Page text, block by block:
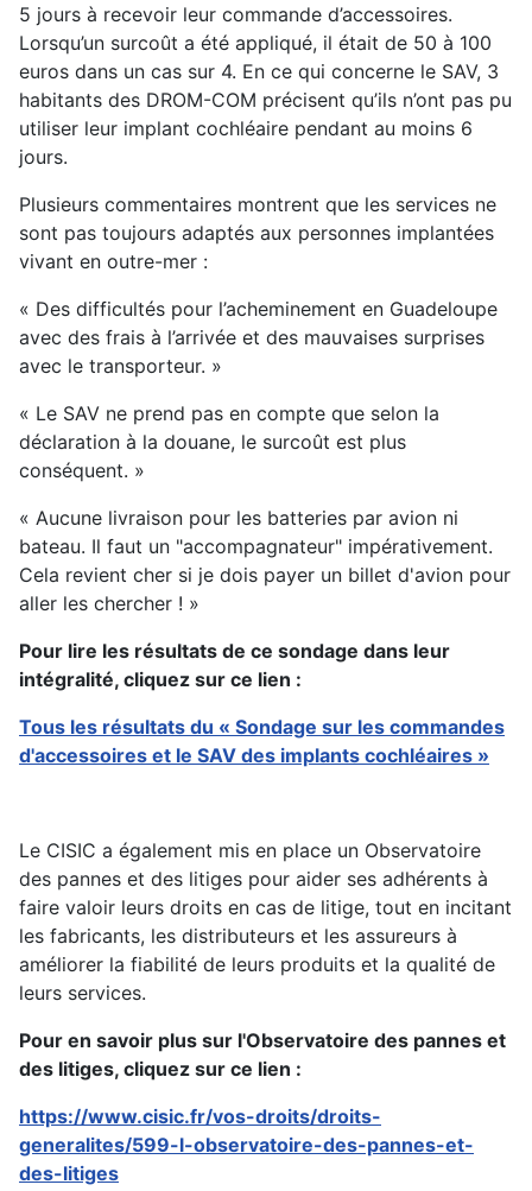
5 jours à recevoir leur commande d’accessoires.
Lorsqu’un surcoût a été appliqué, il était de 50 à 100
euros dans un cas sur 4. En ce qui concerne le SAV, 3
habitants des DROM-COM précisent qu’ils n’ont pas pu
utiliser leur implant cochléaire pendant au moins 6
jours.
Plusieurs commentaires montrent que les services ne
sont pas toujours adaptés aux personnes implantées
vivant en outre-mer :
« Des difficultés pour l’acheminement en Guadeloupe
avec des frais à l’arrivée et des mauvaises surprises
avec le transporteur. »
« Le SAV ne prend pas en compte que selon la
déclaration à la douane, le surcoût est plus
conséquent. »
« Aucune livraison pour les batteries par avion ni
bateau. Il faut un "accompagnateur" impérativement.
Cela revient cher si je dois payer un billet d'avion pour
aller les chercher ! »
Pour lire les résultats de ce sondage dans leur
intégralité, cliquez sur ce lien :
Tous les résultats du « Sondage sur les commandes
d'accessoires et le SAV des implants cochléaires »
Le CISIC a également mis en place un Observatoire
des pannes et des litiges pour aider ses adhérents à
faire valoir leurs droits en cas de litige, tout en incitant
les fabricants, les distributeurs et les assureurs à
améliorer la fiabilité de leurs produits et la qualité de
leurs services.
Pour en savoir plus sur l'Observatoire des pannes et
des litiges, cliquez sur ce lien :
https://www.cisic.fr/vos-droits/droits-
generalites/599-l-observatoire-des-pannes-et-
des-litiges